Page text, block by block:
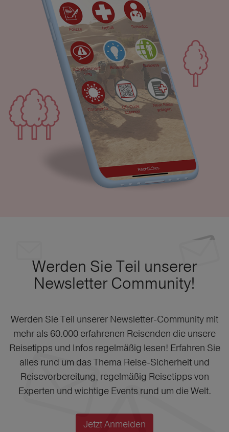
Werden Sie Teil unserer
Newsletter Community!
Werden Sie Teil unserer Newsletter-Community mit
mehr als 60.000 erfahrenen Reisenden die unsere
Reisetipps und Infos regelmäßig lesen! Erfahren Sie
alles rund um das Thema Reise-Sicherheit und
Reisevorbereitung, regelmäßig Reisetipps von
Experten und wichtige Events rund um die Welt.
Jetzt Anmelden